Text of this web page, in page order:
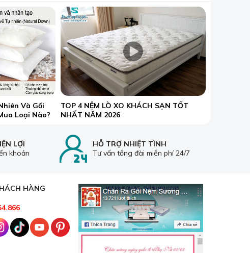
Và Gối
Loại Nào?
TOP 4 NỆM LÒ XO KHÁCH SẠN TỐT
NHẤT NĂM 2026
LỢI
khoản
HỖ TRỢ NHIỆT TÌNH
Tư vấn tổng đài miễn phí 24/7
HÀNG